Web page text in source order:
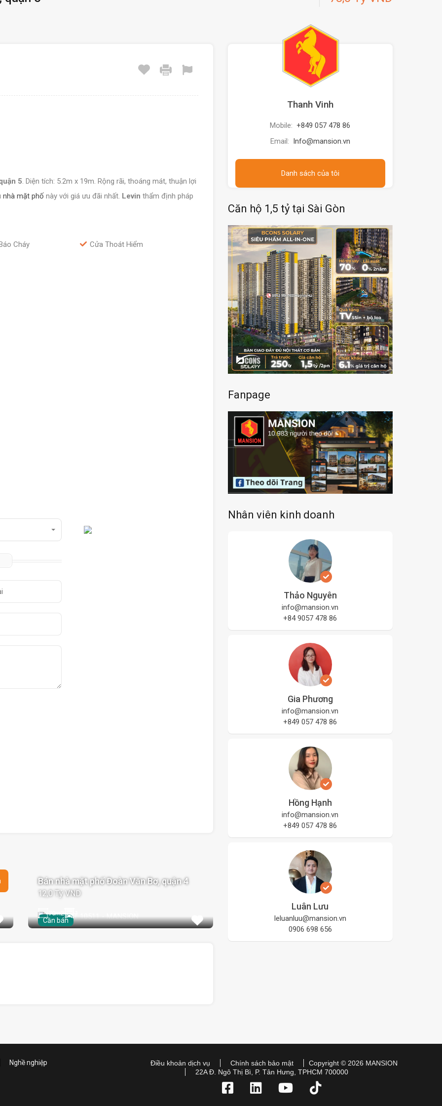
5. Diện tích: 5.2m x 19m. Rộng rãi, thoáng mát, thuận lợi
nhà mặt phố này với giá ưu đãi nhất. Levin thẩm định pháp
Cháy Cửa Thoát Hiểm
Cần bán
Bán nhà mặt phố Đoàn Văn Bơ, quận 4
12,0 Tỷ VND
70m2
Thanh Vinh
Mobile: +849 057 478 86
Email: Info@mansion.vn
Danh sách của tôi
Căn hộ 1,5 tỷ tại Sài Gòn
Fanpage
Nhân viên kinh doanh
Thảo Nguyên
info@mansion.vn
+84 9057 478 86
Gia Phương
info@mansion.vn
+849 057 478 86
Hồng Hạnh
info@mansion.vn
+849 057 478 86
Luân Lưu
leluanluu@mansion.vn
0906 698 656
Nghề nghiệp
Điều khoản dịch vụ Chính sách bảo mật
Copyright © 2026 MANSION
22A Đ. Ngô Thị Bì, P. Tân Hưng, TPHCM 700000